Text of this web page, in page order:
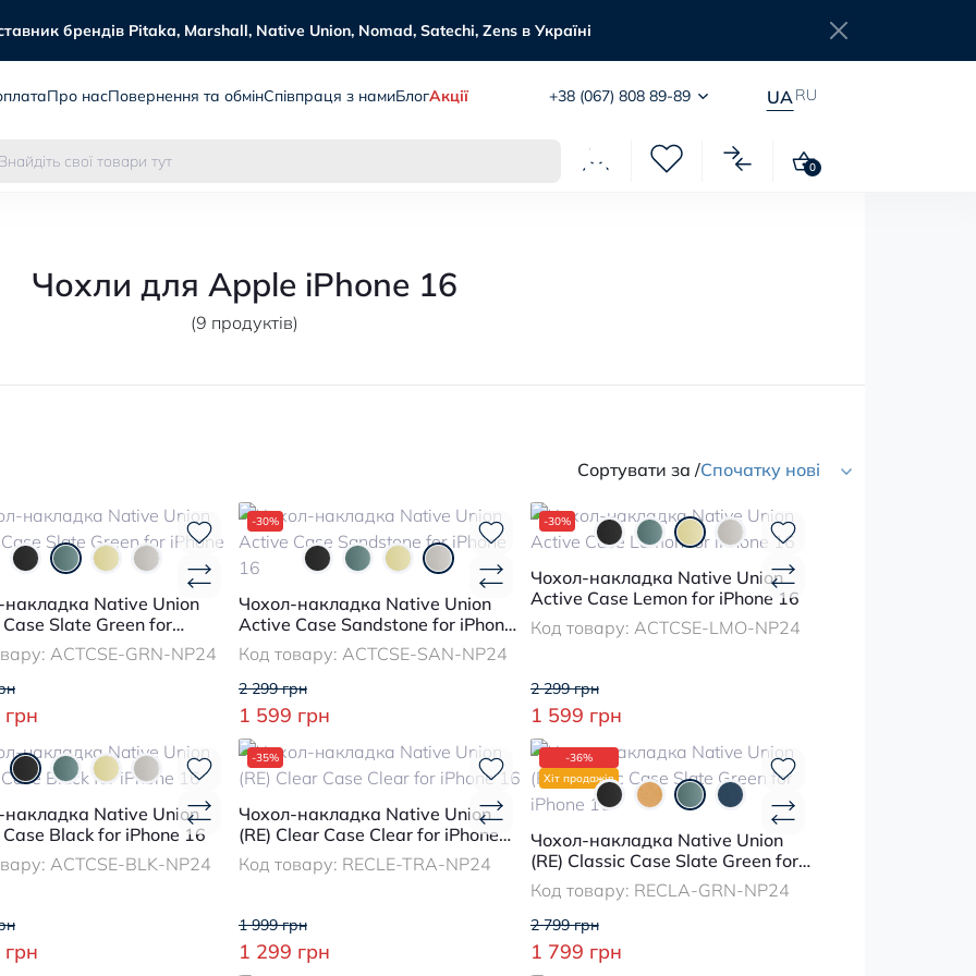
брендів Pitaka, Marshall, Native Union, Nomad, Satechi, Zens в Україні
Про насПовернення та обмінСпівпраця з намиБлогАкції +38 (067) 808 89-89 UA RU
0
Чохли для Apple iPhone 16
(9 продуктів)
Сортувати за /Спочатку нові
накладка Native Union
Slate Green for
ACTCSE-GRN-NP24
-30%
Чохол-накладка Native Union
Active Case Sandstone for iPhone
16
Код товару: ACTCSE-SAN-NP24
2 299 грн
1 599 грн
-30%
Чохол-накладка Native Union
Active Case Lemon for iPhone 16
Код товару: ACTCSE-LMO-NP24
2 299 грн
1 599 грн
накладка Native Union
Black for iPhone 16
ACTCSE-BLK-NP24
-35%
Чохол-накладка Native Union
(RE) Clear Case Clear for iPhone
16
Код товару: RECLE-TRA-NP24
1 999 грн
1 299 грн
-36%
Хіт продажів
Чохол-накладка Native Union
(RE) Classic Case Slate Green for
iPhone 16
Код товару: RECLA-GRN-NP24
2 799 грн
1 799 грн